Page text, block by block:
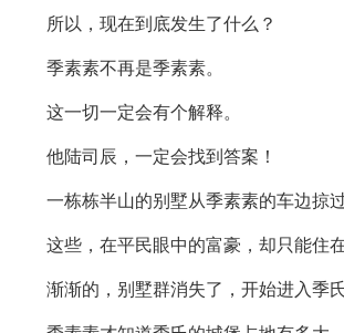
所以，现在到底发生了什么？
季素素不再是季素素。
这一切一定会有个解释。
他陆司辰，一定会找到答案！
一栋栋半山的别墅从季素素的车边掠过
这些，在平民眼中的富豪，却只能住
渐渐的，别墅群消失了，开始进入季